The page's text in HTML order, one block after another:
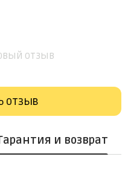
отзыв
отзыв
и возврат